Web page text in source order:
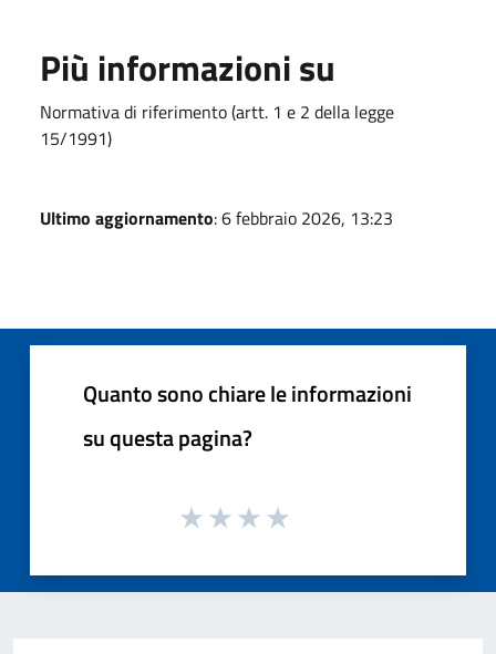
Più informazioni su
Normativa di riferimento (artt. 1 e 2 della legge
15/1991)
Ultimo aggiornamento: 6 febbraio 2026, 13:23
Quanto sono chiare le informazioni
su questa pagina?